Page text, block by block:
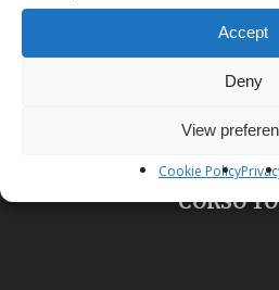
Accept
Deny
View
Cookie Policy
Next
CORSO